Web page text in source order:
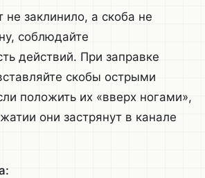
заклинило, а скоба не
соблюдайте
действий. При заправке
скобы острыми
положить их «вверх ногами»,
они застрянут в канале